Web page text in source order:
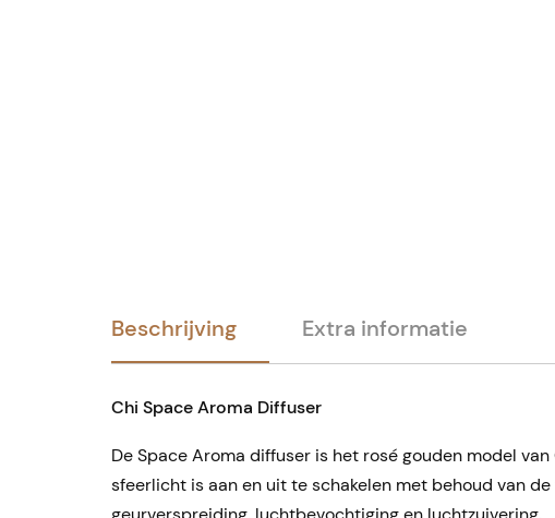
Beschrijving Extra informatie
Chi Space Aroma Diffuser
De Space Aroma diffuser is het rosé gouden model
sfeerlicht is aan en uit te schakelen met behoud van